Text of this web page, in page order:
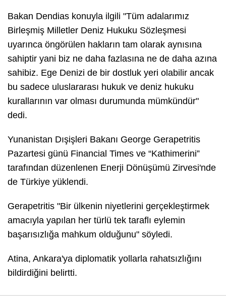
Bakan Dendias konuyla ilgili "Tüm adalarımız
Birleşmiş Milletler Deniz Hukuku Sözleşmesi
uyarınca öngörülen hakların tam olarak aynısına
sahiptir yani biz ne daha fazlasına ne de daha azına
sahibiz. Ege Denizi de bir dostluk yeri olabilir ancak
bu sadece uluslararası hukuk ve deniz hukuku
kurallarının var olması durumunda mümkündür"
dedi.
Yunanistan Dışişleri Bakanı George Gerapetritis
Pazartesi günü Financial Times ve “Kathimerini”
tarafından düzenlenen Enerji Dönüşümü Zirvesi'nde
de Türkiye yüklendi.
Gerapetritis "Bir ülkenin niyetlerini gerçekleştirmek
amacıyla yapılan her türlü tek taraflı eylemin
başarısızlığa mahkum olduğunu" söyledi.
Atina, Ankara'ya diplomatik yollarla rahatsızlığını
bildirdiğini belirtti.